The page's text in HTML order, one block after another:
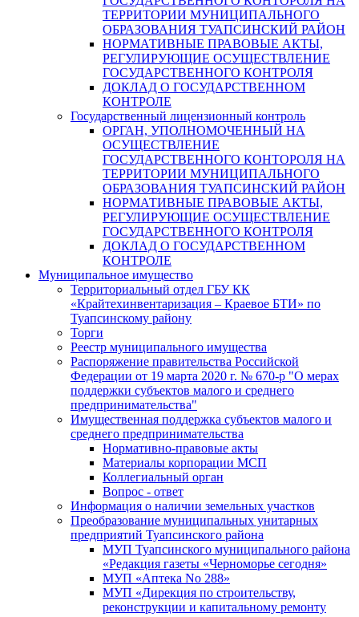
ТЕРРИТОРИИ МУНИЦИПАЛЬНОГО
ОБРАЗОВАНИЯ ТУАПСИНСКИЙ РАЙОН
НОРМАТИВНЫЕ ПРАВОВЫЕ АКТЫ,
РЕГУЛИРУЮЩИЕ ОСУЩЕСТВЛЕНИЕ
ГОСУДАРСТВЕННОГО КОНТРОЛЯ
ДОКЛАД О ГОСУДАРСТВЕННОМ
КОНТРОЛЕ
Государственный лицензионный контроль
ОРГАН, УПОЛНОМОЧЕННЫЙ НА
ОСУЩЕСТВЛЕНИЕ
ГОСУДАРСТВЕННОГО КОНТОРОЛЯ НА
ТЕРРИТОРИИ МУНИЦИПАЛЬНОГО
ОБРАЗОВАНИЯ ТУАПСИНСКИЙ РАЙОН
НОРМАТИВНЫЕ ПРАВОВЫЕ АКТЫ,
РЕГУЛИРУЮЩИЕ ОСУЩЕСТВЛЕНИЕ
ГОСУДАРСТВЕННОГО КОНТРОЛЯ
ДОКЛАД О ГОСУДАРСТВЕННОМ
КОНТРОЛЕ
Муниципальное имущество
Территориальный отдел ГБУ КК
«Крайтехинвентаризация – Краевое БТИ» по
Туапсинскому району
Торги
Реестр муниципального имущества
Распоряжение правительства Российской
Федерации от 19 марта 2020 г. № 670-р "О мерах
поддержки субъектов малого и среднего
предпринимательства"
Имущественная поддержка субъектов малого и
среднего предпринимательства
Нормативно-правовые акты
Материалы корпорации МСП
Коллегиальный орган
Вопрос - ответ
Информация о наличии земельных участков
Преобразование муниципальных унитарных
предприятий Туапсинского района
МУП Туапсинского муниципального района
«Редакция газеты «Черноморье сегодня»
МУП «Аптека No 288»
МУП «Дирекция по строительству,
реконструкции и капитальному ремонту